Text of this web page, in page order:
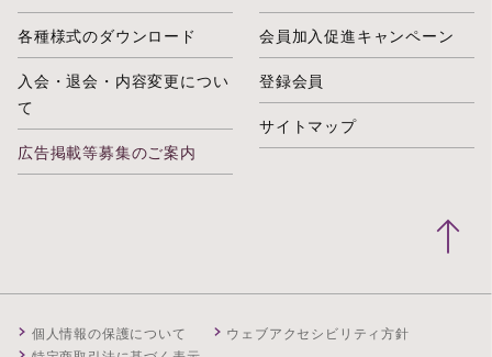
各種様式のダウンロード
入会・退会・内容変更につい
て
広告掲載等募集のご案内
会員加入促進キャンペーン
登録会員
サイトマップ
個人情報の保護について
ウェブアクセシビリティ方針